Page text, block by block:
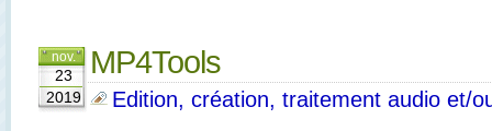
nov.
23
2019
MP4Tools
Edition, création, traitement audio et/